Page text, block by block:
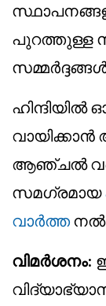
പുറത്തുള്ള
ആഞ്ചൽ
സമഗ്രമായ
വാർത്ത
വിമർശനം: